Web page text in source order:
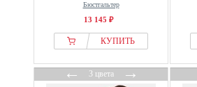
Бюстгальтер
13 145 ₽
КУПИТЬ
←3 цвета→